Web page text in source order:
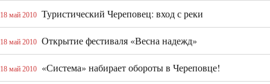
18 май 2010 Туристический Череповец: вход с реки
18 май 2010 Открытие фестиваля «Весна надежд»
18 май 2010 «Система» набирает обороты в Череповце!